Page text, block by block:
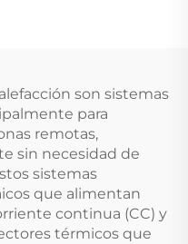
Acero Galvanizado
son sistemas
para
remotas,
sin necesidad de
sistemas
que alimentan
continua (CC) y
térmicos que